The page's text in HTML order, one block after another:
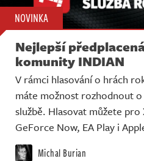
Soutěže
Databáze
Komunita
Redakce
Živě
NOVINKA
Nejlepší
komunity INDIAN
V rámci hlasování o hrách
máte možnost rozhodnout
službě. Hlasovat můžete pro
GeForce Now, EA Play i
Michal Burian